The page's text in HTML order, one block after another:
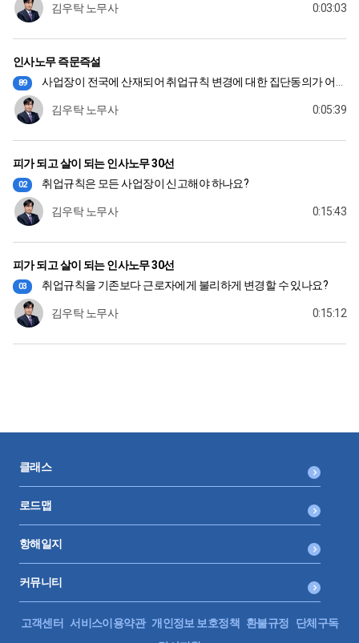
김우탁 노무사 0:03:03
인사노무 즉문즉설
89
김우탁 노무사 0:05:39
피가 되고 살이 되는 인사노무 30선
02 취업규칙은 모든 사업장이 신고해야 하나요?
김우탁 노무사 0:15:43
피가 되고 살이 되는 인사노무 30선
03 취업규칙을 기존보다 근로자에게 불리하게 변경할 수 있나요?
김우탁 노무사 0:15:12
클래스
로드맵
항해일지
커뮤니티
고객센터 서비스이용약관 개인정보 보호정책 환불규정
단체구독